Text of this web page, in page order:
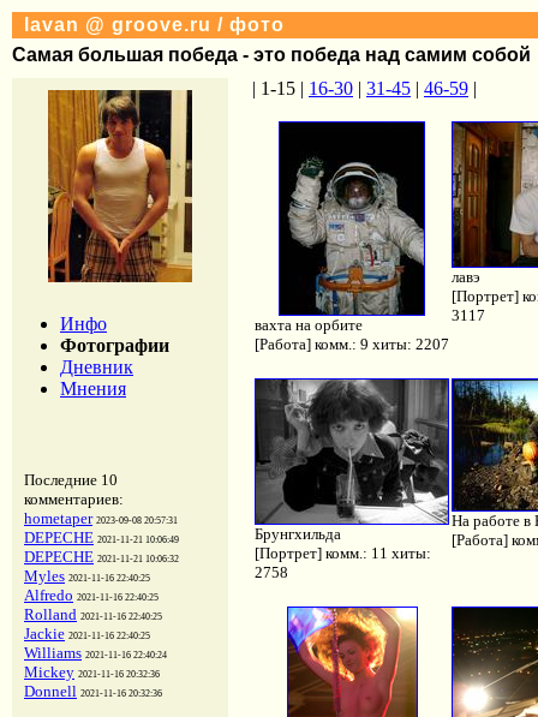
lavan @ groove.ru / фото
Самая большая победа - это победа над самим собой
Инфо
Фотографии
Дневник
Мнения
Последние 10
комментариев:
hometaper 2023-09-08 20:57:31
DEPECHE 2021-11-21 10:06:49
DEPECHE 2021-11-21 10:06:32
Myles 2021-11-16 22:40:25
Alfredo 2021-11-16 22:40:25
Rolland 2021-11-16 22:40:25
Jackie 2021-11-16 22:40:25
Williams 2021-11-16 22:40:24
Mickey 2021-11-16 20:32:36
Donnell 2021-11-16 20:32:36
| 1-15 | 16-30 | 31-45 | 46-59 |
вахта на орбите
[Работа] комм.: 9 хиты: 2207
лавэ
[Портрет]
3117
Брунгхильда
[Портрет] комм.: 11 хиты:
2758
На работе в
[Работа]